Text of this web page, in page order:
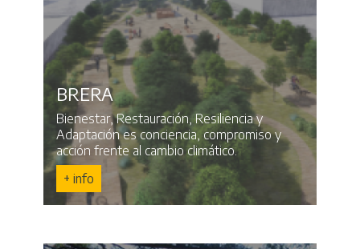
BRERA
Bienestar, Restauración, Resiliencia y
Adaptación es conciencia, compromiso y
acción frente al cambio climático.
+ info